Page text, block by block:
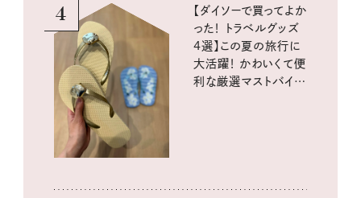
4
【ダイソーで買ってよか
った！ トラベルグッズ
4選】この夏の旅行に
大活躍！ かわいくて便
利な厳選マストバイア